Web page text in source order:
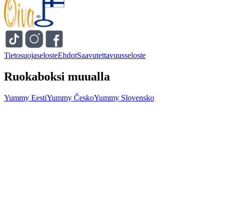
TietosuojaselosteEhdotSaavutettavuusseloste
Ruokaboksi muualla
Yummy EestiYummy ČeskoYummy Slovensko